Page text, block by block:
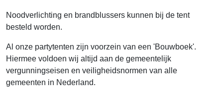
Noodverlichting en brandblussers kunnen bij de tent
besteld worden.
Al onze partytenten zijn voorzein van een 'Bouwboek'.
Hiermee voldoen wij altijd aan de gemeentelijk
vergunningseisen en veiligheidsnormen van alle
gemeenten in Nederland.